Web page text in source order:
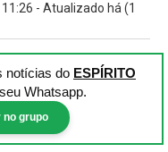
- Atualizado há (1
notícias do ESPÍRITO
Whatsapp.
no grupo